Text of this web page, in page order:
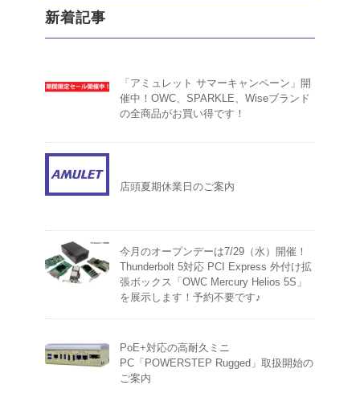
新着記事
「アミュレット サマーキャンペーン」開
催中！OWC、SPARKLE、Wiseブランド
の全商品がお買い得です！
店頭夏期休業日のご案内
今月のオープンデーは7/29（水）開催！
Thunderbolt 5対応 PCI Express 外付け拡
張ボックス「OWC Mercury Helios 5S」
を展示します！予約不要です♪
PoE+対応の高耐久ミニ
PC「POWERSTEP Rugged」取扱開始の
ご案内